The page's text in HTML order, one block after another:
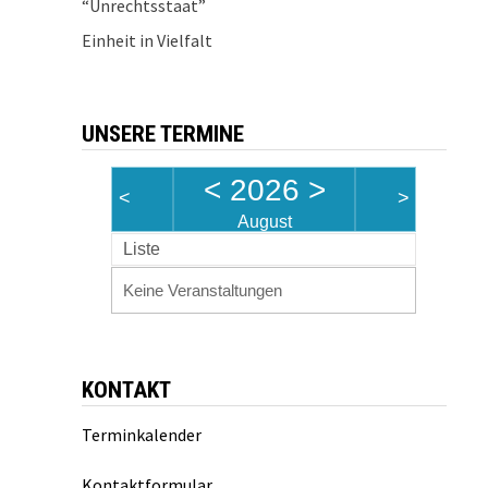
“Unrechtsstaat”
Einheit in Vielfalt
UNSERE TERMINE
< < 2026 >
August
>
Liste
Keine Veranstaltungen
KONTAKT
Terminkalender